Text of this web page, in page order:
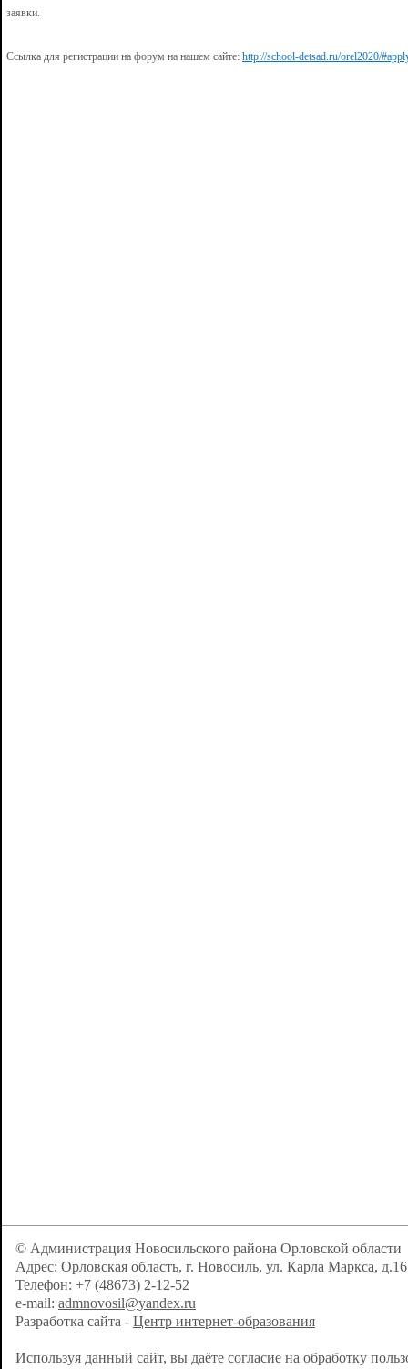
заявки.
Ссылка для регистрации на форум на нашем сайте: http://school-detsad.ru/orel2020/
© Администрация Новосильского района Орловской области
Адрес: Орловская область, г. Новосиль, ул. Карла Маркса, д.16
Телефон: +7 (48673) 2-12-52
e-mail: admnovosil@yandex.ru
Разработка сайта - Центр интернет-образования
Используя данный сайт, вы даёте согласие на обработку